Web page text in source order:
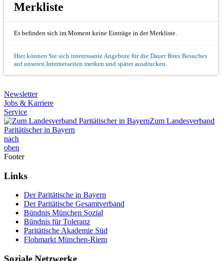
Merkliste
Es befinden sich im Moment keine Einträge in der Merkliste.
Hier können Sie sich interessante Angebote für die Dauer Ihres Besuches
auf unseren Internetseiten merken und später ausdrucken.
Newsletter
Jobs & Karriere
Service
Zum Landesverband
Paritätischer in Bayern
nach
oben
Footer
Links
Der Paritätische in Bayern
Der Paritätische Gesamtverband
Bündnis München Sozial
Bündnis für Toleranz
Paritätische Akademie Süd
Flohmarkt München-Riem
Soziale Netzwerke